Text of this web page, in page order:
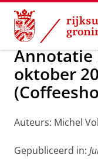
Skip
Content
Skip
Navigation
Over ons
Annotatie
oktober
Auteurs: Michel
Gepubliceerd in: